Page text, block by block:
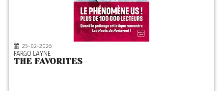
25-02-2026
FARGO LAYNE
THE FAVORITES